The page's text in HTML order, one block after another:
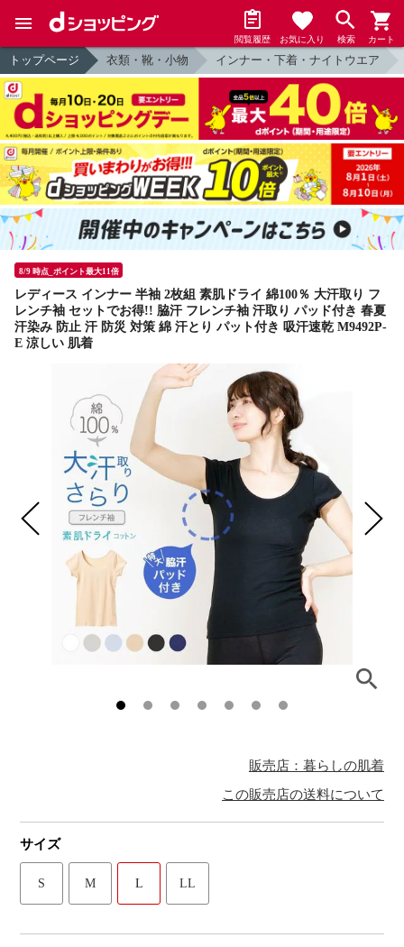
閲覧履歴 お気に入り 検索 カート
トップページ 衣類・靴・小物 インナー・下着・ナイトウエア
8/9 時点_ポイント最大11倍
レディース インナー 半袖 2枚組 素肌ドライ 綿100％ 大汗取り フ
レンチ袖 セットでお得!! 脇汗 フレンチ袖 汗取り パッド付き 春夏
汗染み 防止 汗 防災 対策 綿 汗とり パット付き 吸汗速乾 M9492P-
E 涼しい 肌着
販売店：暮らしの肌着
この販売店の送料について
サイズ
S M L LL